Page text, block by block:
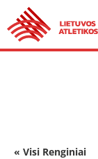
« Visi Renginiai